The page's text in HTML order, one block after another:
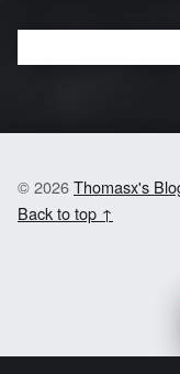
© 2026Thomasx's
Back to top ↑